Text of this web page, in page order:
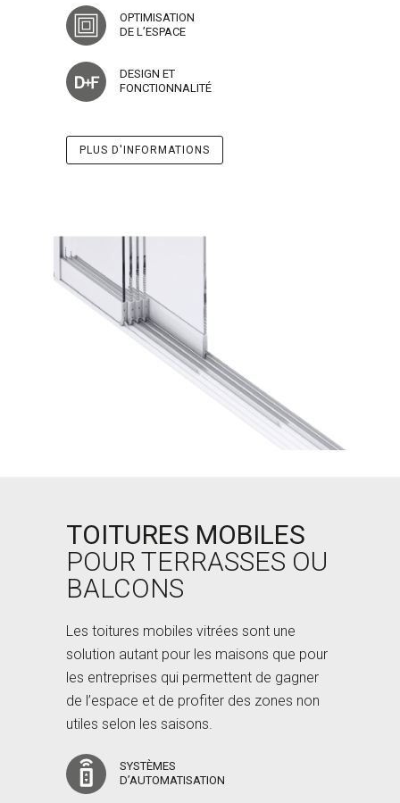
OPTIMISATION
DE L’ESPACE
DESIGN ET
FONCTIONNALITÉ
PLUS D'INFORMATIONS
TOITURES MOBILES
POUR TERRASSES OU
BALCONS
Les toitures mobiles vitrées sont une
solution autant pour les maisons que pour
les entreprises qui permettent de gagner
de l’espace et de profiter des zones non
utiles selon les saisons.
SYSTÈMES
D’AUTOMATISATION